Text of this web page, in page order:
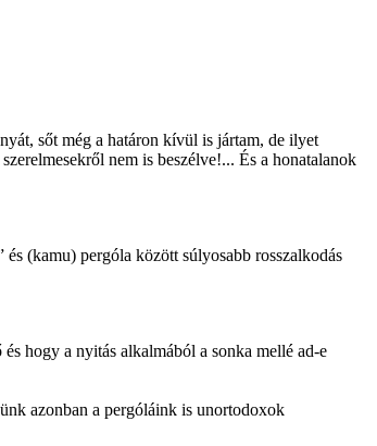
sőt még a határon kívül is jártam, de ilyet
nem is beszélve!... És a honatalanok
(kamu) pergóla között súlyosabb rosszalkodás
hogy a nyitás alkalmából a sonka mellé ad-e
azonban a pergóláink is unortodoxok